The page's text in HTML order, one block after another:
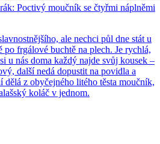
Poctivý moučník se čtyřmi náplněmi
ale nechci půl dne stát u
po frgálové buchtě na plech. Je rychlá,
u nás doma každý najde svůj kousek –
další nedá dopustit na povidla a
dělá z obyčejného litého těsta moučník,
koláč v jednom.